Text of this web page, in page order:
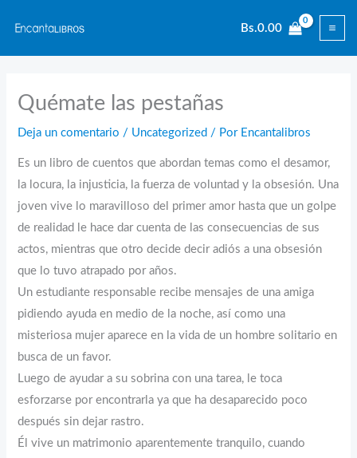
contenido
Bs.0.00
Quémate las pestañas
Deja un comentario / Uncategorized / Por Encantalibros
Es un libro de cuentos que abordan temas como el desamor,
la locura, la injusticia, la fuerza de voluntad y la obsesión. Una
joven vive lo maravilloso del primer amor hasta que un golpe
de realidad le hace dar cuenta de las consecuencias de sus
actos, mientras que otro decide decir adiós a una obsesión
que lo tuvo atrapado por años.
Un estudiante responsable recibe mensajes de una amiga
pidiendo ayuda en medio de la noche, así como una
misteriosa mujer aparece en la vida de un hombre solitario en
busca de un favor.
Luego de ayudar a su sobrina con una tarea, le toca
esforzarse por encontrarla ya que ha desaparecido poco
después sin dejar rastro.
Él vive un matrimonio aparentemente tranquilo, cuando